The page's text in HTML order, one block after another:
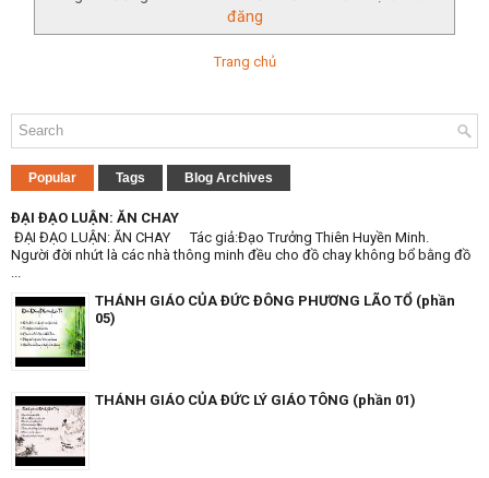
đăng
Trang chủ
Popular Tags Blog Archives
ĐẠI ĐẠO LUẬN: ĂN CHAY
ĐẠI ĐẠO LUẬN: ĂN CHAY Tác giả:Đạo Trưởng Thiên Huyền Minh.
Người đời nhứt là các nhà thông minh đều cho đồ chay không bổ bằng đồ
...
THÁNH GIÁO CỦA ĐỨC ĐÔNG PHƯƠNG LÃO TỔ (phần
05)
THÁNH GIÁO CỦA ĐỨC LÝ GIÁO TÔNG (phần 01)